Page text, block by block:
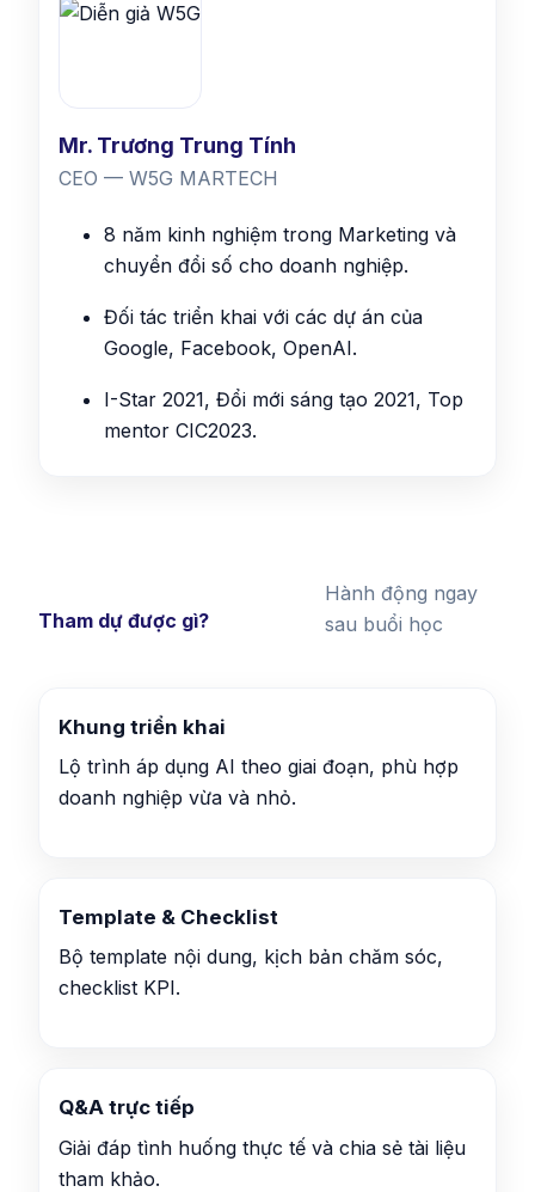
Mr. Trương Trung Tính
CEO — W5G MARTECH
8 năm kinh nghiệm trong Marketing và
chuyển đổi số cho doanh nghiệp.
Đối tác triển khai với các dự án của
Google, Facebook, OpenAI.
I-Star 2021, Đổi mới sáng tạo 2021, Top
mentor CIC2023.
Tham dự được gì?
Hành động ngay
sau buổi học
Khung triển khai
Lộ trình áp dụng AI theo giai đoạn, phù hợp
doanh nghiệp vừa và nhỏ.
Template & Checklist
Bộ template nội dung, kịch bản chăm sóc,
checklist KPI.
Q&A trực tiếp
Giải đáp tình huống thực tế và chia sẻ tài liệu
tham khảo.